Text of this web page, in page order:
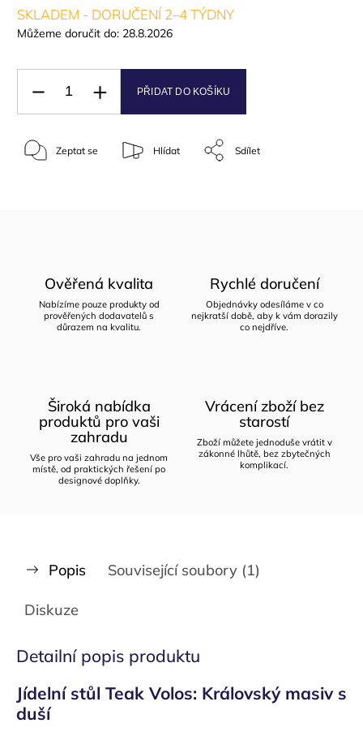
SKLADEM - DORUČENÍ 2–4 TÝDNY
Můžeme doručit do: 28.8.2026
PŘIDAT DO KOŠÍKU
Zeptat se Hlídat Sdílet
Ověřená kvalita
Nabízíme pouze produkty od
prověřených dodavatelů s
důrazem na kvalitu.
Rychlé doručení
Objednávky odesíláme v co
nejkratší době, aby k vám dorazily
co nejdříve.
Široká nabídka
produktů pro vaši
zahradu
Vše pro vaši zahradu na jednom
místě, od praktických řešení po
designové doplňky.
Vrácení zboží bez
starostí
Zboží můžete jednoduše vrátit v
zákonné lhůtě, bez zbytečných
komplikací.
Popis Související soubory (1)
Diskuze
Detailní popis produktu
Jídelní stůl Teak Volos: Královský masiv s
duší